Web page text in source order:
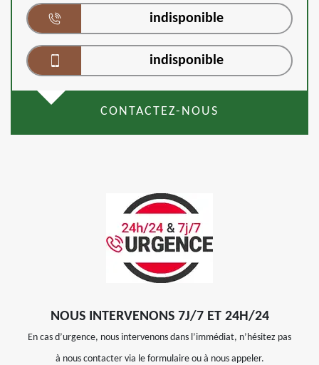
indisponible
indisponible
CONTACTEZ-NOUS
NOUS INTERVENONS 7J/7 ET 24H/24
En cas d’urgence, nous intervenons dans l’immédiat, n’hésitez pas
à nous contacter via le formulaire ou à nous appeler.